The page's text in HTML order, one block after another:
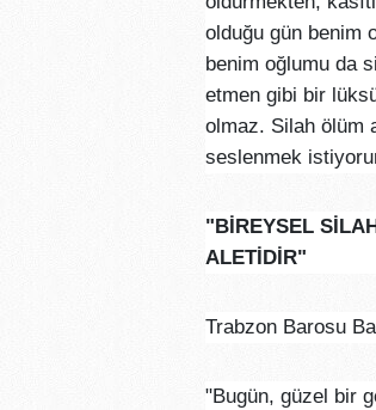
olduğu gün benim
benim oğlumu da
etmen gibi bir
olmaz. Silah ölüm
seslenmek
"BİREYSEL
ALETİDİR"
Trabzon Barosu
"Bugün, güzel bir